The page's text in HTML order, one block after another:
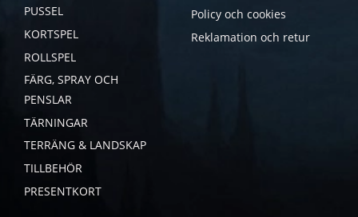
PUSSEL
KORTSPEL
ROLLSPEL
FÄRG, SPRAY OCH
PENSLAR
TÄRNINGAR
TERRÄNG & LANDSKAP
TILLBEHÖR
PRESENTKORT
Policy och cookies
Reklamation och retur